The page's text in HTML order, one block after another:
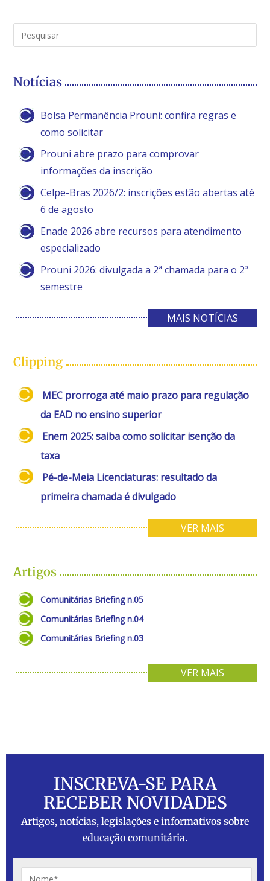
Notícias
Bolsa Permanência Prouni: confira regras e
como solicitar
Prouni abre prazo para comprovar
informações da inscrição
Celpe-Bras 2026/2: inscrições estão abertas até
6 de agosto
Enade 2026 abre recursos para atendimento
especializado
Prouni 2026: divulgada a 2ª chamada para o 2º
semestre
MAIS NOTÍCIAS
Clipping
MEC prorroga até maio prazo para regulação
da EAD no ensino superior
Enem 2025: saiba como solicitar isenção da
taxa
Pé-de-Meia Licenciaturas: resultado da
primeira chamada é divulgado
VER MAIS
Artigos
Comunitárias Briefing n.05
Comunitárias Briefing n.04
Comunitárias Briefing n.03
VER MAIS
INSCREVA-SE PARA
RECEBER NOVIDADES
Artigos, notícias, legislações e informativos sobre
educação comunitária.